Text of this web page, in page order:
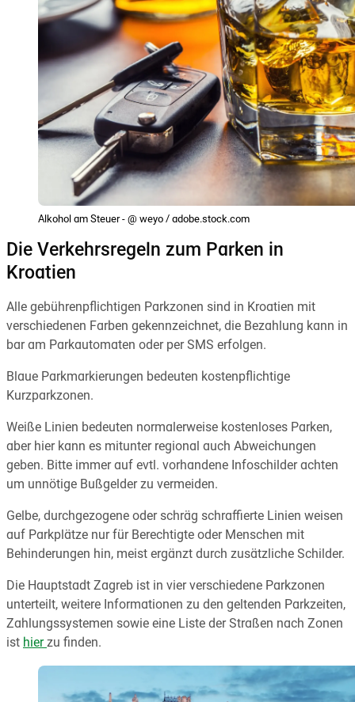
Alkohol am Steuer - @ weyo / adobe.stock.com
Die Verkehrsregeln zum Parken in
Kroatien
Alle gebührenpflichtigen Parkzonen sind in Kroatien mit
verschiedenen Farben gekennzeichnet, die Bezahlung kann in
bar am Parkautomaten oder per SMS erfolgen.
Blaue Parkmarkierungen bedeuten kostenpflichtige
Kurzparkzonen.
Weiße Linien bedeuten normalerweise kostenloses Parken,
aber hier kann es mitunter regional auch Abweichungen
geben. Bitte immer auf evtl. vorhandene Infoschilder achten
um unnötige Bußgelder zu vermeiden.
Gelbe, durchgezogene oder schräg schraffierte Linien weisen
auf Parkplätze nur für Berechtigte oder Menschen mit
Behinderungen hin, meist ergänzt durch zusätzliche Schilder.
Die Hauptstadt Zagreb ist in vier verschiedene Parkzonen
unterteilt, weitere Informationen zu den geltenden Parkzeiten,
Zahlungssystemen sowie eine Liste der Straßen nach Zonen
ist hierzu finden.